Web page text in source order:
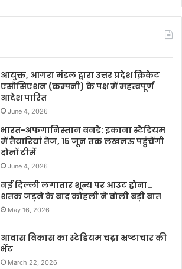
आयुक्त, आगरा मंडल द्वारा उत्तर प्रदेश क्रिकेट
एसोसिएशन (कम्पनी) के पक्ष में महत्वपूर्ण
आदेश पारित
June 4, 2026
भारत-अफगानिस्तान वनडे: इकाना स्टेडियम
में तैयारियां तेज, 15 जून तक लखनऊ पहुंचेंगी
दोनों टीमें
June 4, 2026
नई दिल्ली लगातार शून्य पर आउट होना…
शतक जड़ने के बाद कोहली ने बोली बड़ी बात
May 16, 2026
आवास विकास का स्टेडियम चढ़ा भ्रष्टाचार की
भेंट
March 22, 2026